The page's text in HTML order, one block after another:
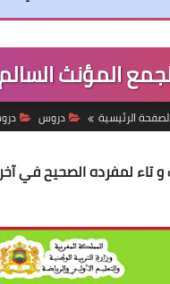
المؤنث
الصفحة الرئيسية دروس
و تاء لمفرده الصحيح في